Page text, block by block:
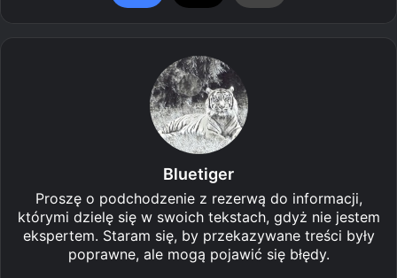
Bluetiger
Proszę o podchodzenie z rezerwą do informacji,
którymi dzielę się w swoich tekstach, gdyż nie jestem
ekspertem. Staram się, by przekazywane treści były
poprawne, ale mogą pojawić się błędy.